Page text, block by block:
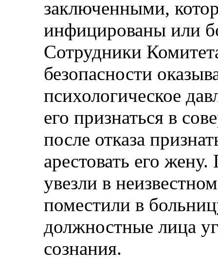
заключенными,
инфицированы или
Сотрудники
безопасности
психологическое
его признаться в
после отказа
арестовать его
увезли в
поместили в
должностные лица
сознания.